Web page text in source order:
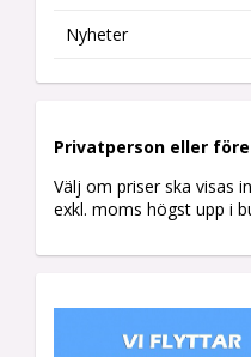
Nyheter
Privatperson eller
Välj om priser ska visas
exkl. moms högst upp i